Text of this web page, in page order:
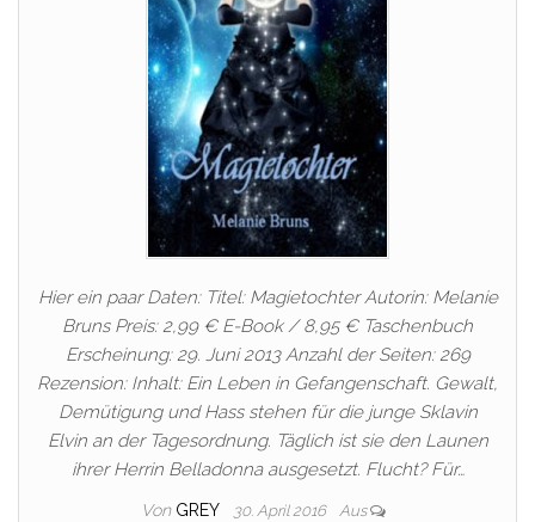
Hier ein paar Daten: Titel: Magietochter Autorin: Melanie
Bruns Preis: 2,99 € E-Book / 8,95 € Taschenbuch
Erscheinung: 29. Juni 2013 Anzahl der Seiten: 269
Rezension: Inhalt: Ein Leben in Gefangenschaft. Gewalt,
Demütigung und Hass stehen für die junge Sklavin
Elvin an der Tagesordnung. Täglich ist sie den Launen
ihrer Herrin Belladonna ausgesetzt. Flucht? Für…
Von GREY 30. April 2016 Aus